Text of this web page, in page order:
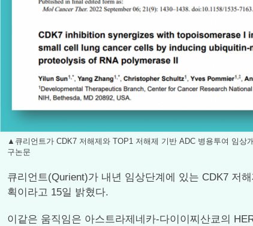
▲큐리언트가 CDK7 저해제와 TOP1 저해제 기반 ADC 병용투여 임상
구논문
큐리언트(Qurient)가 내년 임상단계에 있는 CDK7 저
획이라고 15일 밝혔다.
이같은 움직임은 아스트라제네카-다이이찌산쿄의